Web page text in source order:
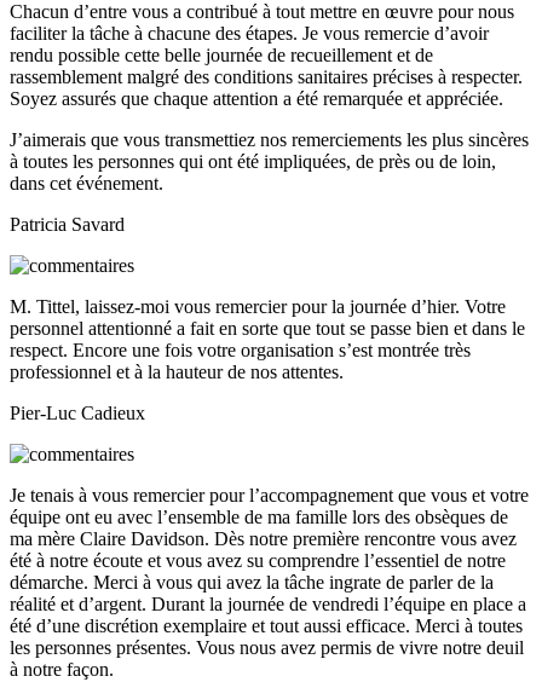
Chacun d’entre vous a contribué à tout mettre en œuvre pour nous
faciliter la tâche à chacune des étapes. Je vous remercie d’avoir
rendu possible cette belle journée de recueillement et de
rassemblement malgré des conditions sanitaires précises à respecter.
Soyez assurés que chaque attention a été remarquée et appréciée.
J’aimerais que vous transmettiez nos remerciements les plus sincères
à toutes les personnes qui ont été impliquées, de près ou de loin,
dans cet événement.
Patricia Savard
M. Tittel, laissez-moi vous remercier pour la journée d’hier. Votre
personnel attentionné a fait en sorte que tout se passe bien et dans le
respect. Encore une fois votre organisation s’est montrée très
professionnel et à la hauteur de nos attentes.
Pier-Luc Cadieux
Je tenais à vous remercier pour l’accompagnement que vous et votre
équipe ont eu avec l’ensemble de ma famille lors des obsèques de
ma mère Claire Davidson. Dès notre première rencontre vous avez
été à notre écoute et vous avez su comprendre l’essentiel de notre
démarche. Merci à vous qui avez la tâche ingrate de parler de la
réalité et d’argent. Durant la journée de vendredi l’équipe en place a
été d’une discrétion exemplaire et tout aussi efficace. Merci à toutes
les personnes présentes. Vous nous avez permis de vivre notre deuil
à notre façon.